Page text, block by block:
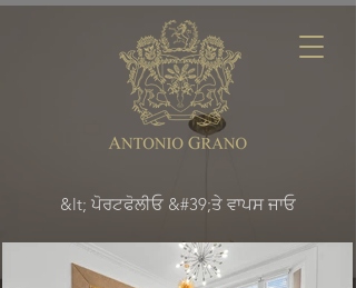
&lt; ਪੋਰਟਫੋਲੀਓ &#39;ਤੇ ਵਾਪਸ ਜਾਓ